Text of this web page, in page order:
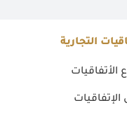
التجارية
الأتفاقيات
الإتفاقيات